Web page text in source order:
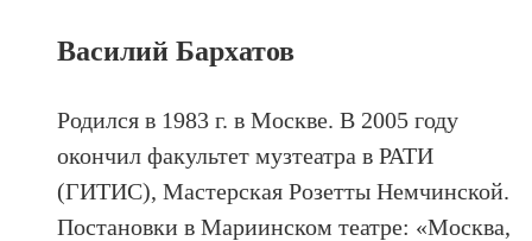
Василий Бархатов
Родился в 1983 г. в Москве. В 2005 году
окончил факультет музтеатра в РАТИ
(ГИТИС), Мастерская Розетты Немчинской.
Постановки в Мариинском театре: «Москва,